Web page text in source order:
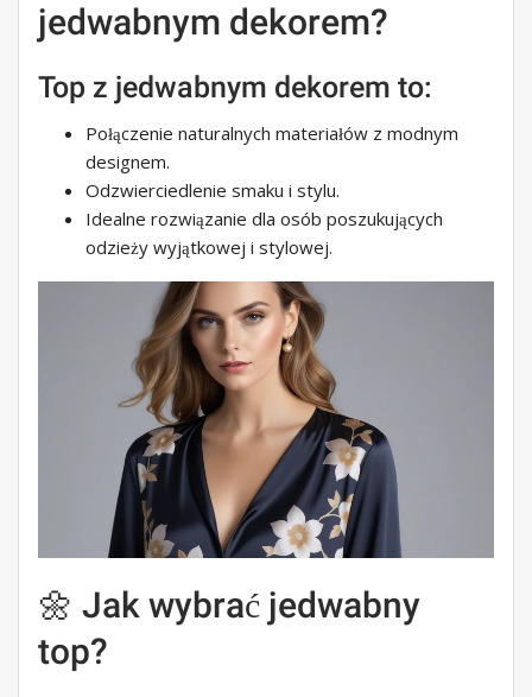
jedwabnym dekorem?
Top z jedwabnym dekorem to:
Połączenie naturalnych materiałów z modnym
designem.
Odzwierciedlenie smaku i stylu.
Idealne rozwiązanie dla osób poszukujących
odzieży wyjątkowej i stylowej.
🌼 Jak wybrać jedwabny
top?